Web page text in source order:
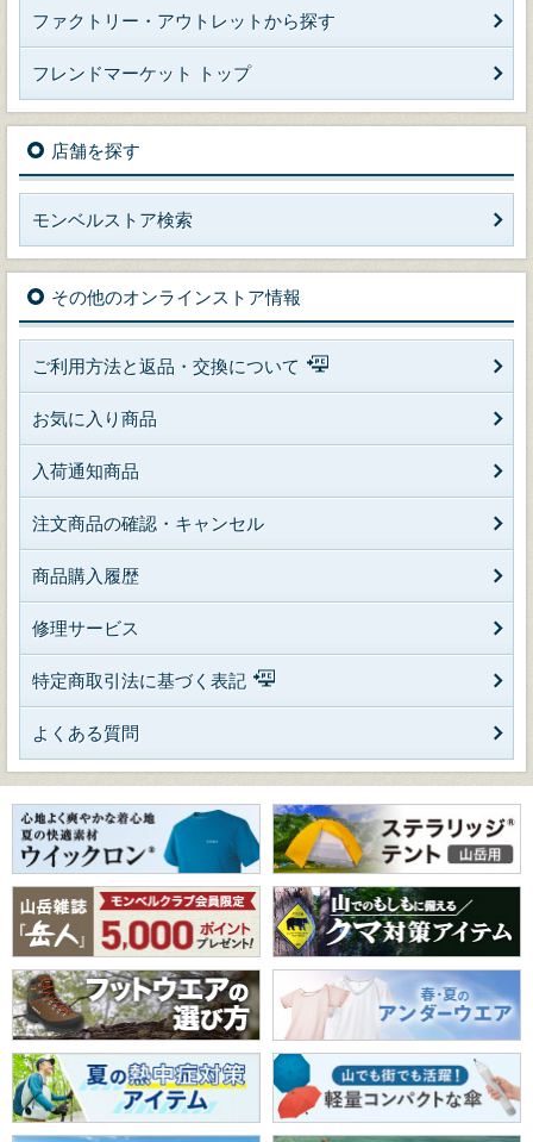
ファクトリー・アウトレットから探す
フレンドマーケット トップ
店舗を探す
モンベルストア検索
その他のオンラインストア情報
ご利用方法と返品・交換について
お気に入り商品
入荷通知商品
注文商品の確認・キャンセル
商品購入履歴
修理サービス
特定商取引法に基づく表記
よくある質問